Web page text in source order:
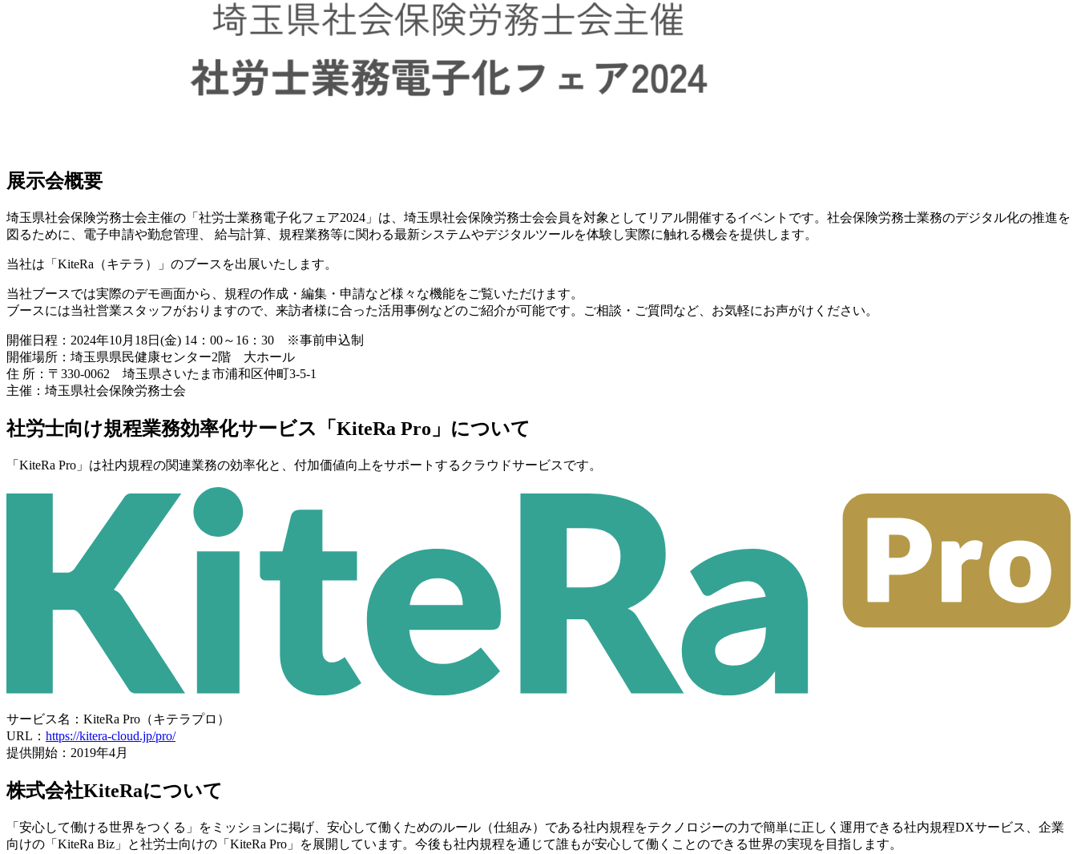
展示会概要
埼玉県社会保険労務士会主催の「社労士業務電子化フェア2024」は、埼玉県社会保険労務士会会員を対象としてリアル開催するイベントです。社会保険労務士業務のデジタル化の推進を
図るために、電子申請や勤怠管理、 給与計算、規程業務等に関わる最新システムやデジタルツールを体験し実際に触れる機会を提供します。
当社は「KiteRa（キテラ）」のブースを出展いたします。
当社ブースでは実際のデモ画面から、規程の作成・編集・申請など様々な機能をご覧いただけます。
ブースには当社営業スタッフがおりますので、来訪者様に合った活用事例などのご紹介が可能です。ご相談・ご質問など、お気軽にお声がけください。
開催日程：2024年10月18日(金) 14：00～16：30 ※事前申込制
開催場所：埼玉県県民健康センター2階 大ホール
住 所：〒330-0062 埼玉県さいたま市浦和区仲町3-5-1
主催：埼玉県社会保険労務士会
社労士向け規程業務効率化サービス 「KiteRa Pro」について
「KiteRa Pro」は社内規程の関連業務の効率化と、付加価値向上をサポートするクラウドサービスです。
サービス名：KiteRa Pro（キテラプロ）
URL： https://kitera-cloud.jp/pro/
提供開始：2019年4月
株式会社KiteRaについて
「安心して働ける世界をつくる」をミッションに掲げ、安心して働くためのルール（仕組み）である社内規程をテクノロジーの力で簡単に正しく運用できる社内規程DXサービス、企業
向けの「KiteRa Biz」と社労士向けの「KiteRa Pro」を展開しています。今後も社内規程を通じて誰もが安心して働くことのできる世界の実現を目指します。